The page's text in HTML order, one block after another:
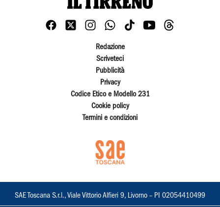
Redazione
Scriveteci
Pubblicità
Privacy
Codice Etico e Modello 231
Cookie policy
Termini e condizioni
SAE Toscana S.r.l., Viale Vittorio Alfieri 9, Livorno – PI 02054410499